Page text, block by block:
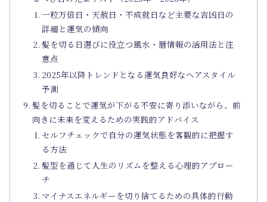
一粒万倍日・天赦日・不成就日など主要な吉凶日の
詳細と運気の傾向
髪を切る日選びに役立つ風水・暦情報の活用法と注
意点
2025年以降トレンドとなる運気良好なヘアスタイル
予測
髪を切ることで運気が下がる不安に寄り添いながら、前
向きに未来を変えるための実践的アドバイス
セルフチェックで自分の運気状態を客観的に把握す
る方法
髪型を通じて人生のリズムを整える心理的アプロー
チ
マイナスエネルギーを切り捨てるための具体的行動